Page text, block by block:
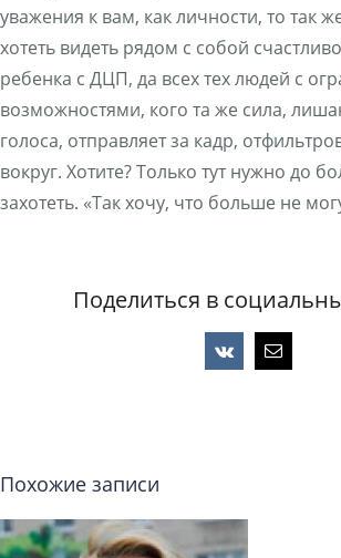
уважения к вам, как личности, то так
хотеть видеть рядом с собой
ребенка с ДЦП, да всех тех людей с
возможностями, кого та же сила,
голоса, отправляет за кадр,
вокруг. Хотите? Только тут нужно до
захотеть. «Так хочу, что больше не
Поделиться в
Vk Email
Похожие записи